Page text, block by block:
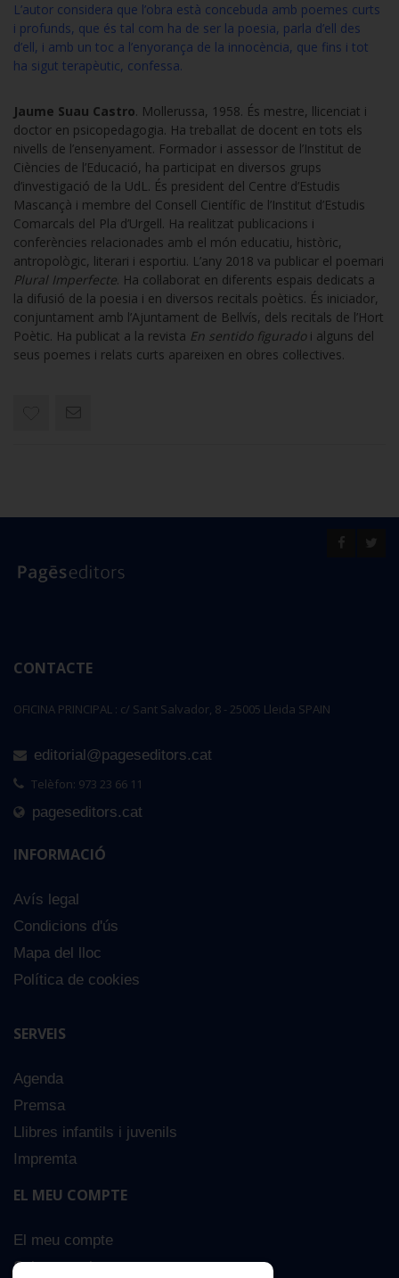
L’autor considera que l’obra està concebuda amb poemes curts
i profunds, que és tal com ha de ser la poesia, parla d’ell des
d’ell, i amb un toc a l’enyorança de la innocència, que fins i tot
ha sigut terapèutic, confessa.
Jaume Suau Castro. Mollerussa, 1958. És mestre, llicenciat i
doctor en psicopedagogia. Ha treballat de docent en tots els
nivells de l’ensenyament. Formador i assessor de l’Institut de
Ciències de l’Educació, ha participat en diversos grups
d’investigació de la UdL. És president del Centre d’Estudis
Mascançà i membre del Consell Científic de l’Institut d’Estudis
Comarcals del Pla d’Urgell. Ha realitzat publicacions i
conferències relacionades amb el món educatiu, històric,
antropològic, literari i esportiu. L’any 2018 va publicar el poemari
Plural Imperfecte. Ha col·laborat en diferents espais dedicats a
la difusió de la poesia i en diversos recitals poètics. És iniciador,
conjuntament amb l’Ajuntament de Bellvís, dels recitals de l’Hort
Poètic. Ha publicat a la revista En sentido figuradoi alguns del
seus poemes i relats curts apareixen en obres col·lectives.
CONTACTE
OFICINA PRINCIPAL : c/ Sant Salvador, 8 - 25005 Lleida SPAIN
editorial@pageseditors.cat
Telèfon: 973 23 66 11
pageseditors.cat
INFORMACIÓ
Avís legal
Condicions d'ús
Mapa del lloc
Política de cookies
SERVEIS
Agenda
Premsa
Llibres infantils i juvenils
Impremta
EL MEU COMPTE
El meu compte
Sobre nosaltres